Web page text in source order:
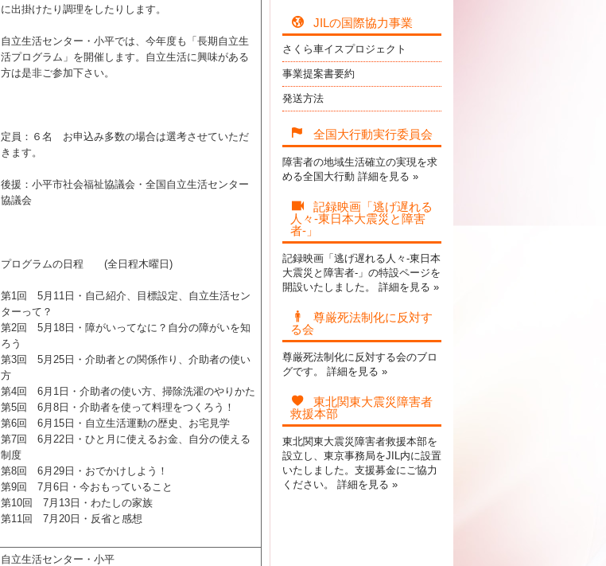
に出掛けたり調理をしたりします。
自立生活センター・小平では、今年度も「長期自立生
活プログラム」を開催します。自立生活に興味がある
方は是非ご参加下さい。
定員：６名 お申込み多数の場合は選考させていただ
きます。
後援：小平市社会福祉協議会・全国自立生活センター
協議会
プログラムの日程 (全日程木曜日)
第1回 5月11日・自己紹介、目標設定、自立生活セン
ターって？
第2回 5月18日・障がいってなに？自分の障がいを知
ろう
第3回 5月25日・介助者との関係作り、介助者の使い
方
第4回 6月1日・介助者の使い方、掃除洗濯のやりかた
第5回 6月8日・介助者を使って料理をつくろう！
第6回 6月15日・自立生活運動の歴史、お宅見学
第7回 6月22日・ひと月に使えるお金、自分の使える
制度
第8回 6月29日・おでかけしよう！
第9回 7月6日・今おもっていること
第10回 7月13日・わたしの家族
第11回 7月20日・反省と感想
自立生活センター・小平
JILの国際協力事業
さくら車イスプロジェクト
事業提案書要約
発送方法
全国大行動実行委員会
障害者の地域生活確立の実現を求
める全国大行動 詳細を見る »
記録映画「逃げ遅れる
人々-東日本大震災と障害
者-」
記録映画「逃げ遅れる人々-東日本
大震災と障害者-」の特設ページを
開設いたしました。 詳細を見る »
尊厳死法制化に反対す
る会
尊厳死法制化に反対する会のブロ
グです。 詳細を見る »
東北関東大震災障害者
救援本部
東北関東大震災障害者救援本部を
設立し、東京事務局をJIL内に設置
いたしました。支援募金にご協力
ください。 詳細を見る »